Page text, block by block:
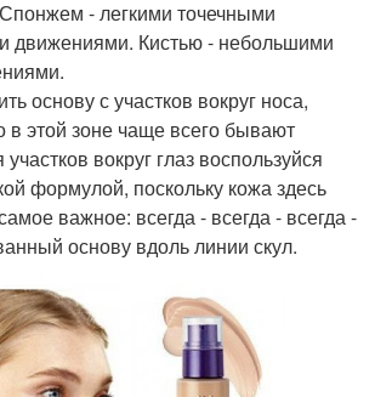
- легкими точечными
движениями. Кистью - небольшими
основу с участков вокруг носа,
в этой зоне чаще всего бывают
вокруг глаз воспользуйся
формулой, поскольку кожа здесь
важное: всегда - всегда - всегда -
основу вдоль линии скул.